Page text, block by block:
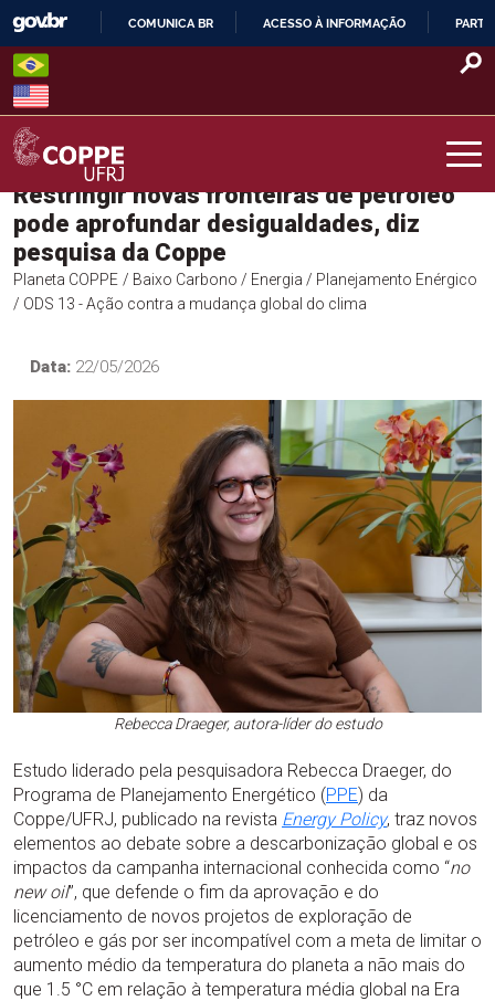
Skip
content
O
COMUNICA BR ACESSO À INFORMAÇÃO
COPPE – UFRJ
Restringir novas fronteiras de petróleo
pode aprofundar desigualdades, diz
pesquisa da Coppe
Planeta COPPE / Baixo Carbono / Energia / Planejamento Enérgico
/ ODS 13 - Ação contra a mudança global do clima
Data: 22/05/2026
Rebecca Draeger, autora-líder do estudo
Estudo liderado pela pesquisadora Rebecca Draeger, do
Programa de Planejamento Energético (PPE) da
Coppe/UFRJ, publicado na revista Energy Policy, traz novos
elementos ao debate sobre a descarbonização global e os
impactos da campanha internacional conhecida como “no
new oil”, que defende o fim da aprovação e do
licenciamento de novos projetos de exploração de
petróleo e gás por ser incompatível com a meta de limitar o
aumento médio da temperatura do planeta a não mais do
que 1.5 °C em relação à temperatura média global na Era